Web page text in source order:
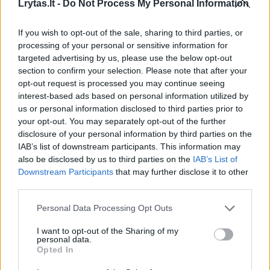
Lrytas.lt - Do Not Process My Personal Information
If you wish to opt-out of the sale, sharing to third parties, or
processing of your personal or sensitive information for
targeted advertising by us, please use the below opt-out
section to confirm your selection. Please note that after your
opt-out request is processed you may continue seeing
interest-based ads based on personal information utilized by
us or personal information disclosed to third parties prior to
your opt-out. You may separately opt-out of the further
disclosure of your personal information by third parties on the
IAB’s list of downstream participants. This information may
also be disclosed by us to third parties on the IAB’s List of
Downstream Participants that may further disclose it to other
Personal Data Processing Opt Outs
I want to opt-out of the Sharing of my
personal data.
Opted In
rekomenduoja vaikščioti su lazdele. „Jos labai
gana gerai judėti, bet jaučia skausmą. Deja,
žmonės per retai naudoja lazdas, – sako Ch.
Melnicas.
Jei artritas laužo pirštus, gali praversti
stambesni stalo įrankiai, kuriuos bus galima
sugriebti ir nepatirti tokio aštraus skausmo.
Antsvoris gali sustiprinti simptomus.
„Nustatyta, kad svorio metimas sumažina
osteoartrito sukeltą skausmą, ypač
apatinėse galūnėse“, – sako Ch. Melnicas.